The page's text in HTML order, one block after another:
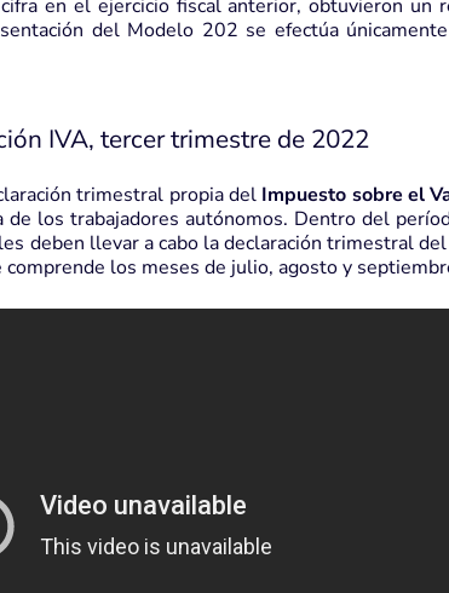
en el ejercicio fiscal anterior, obtuvieron un
del Modelo 202 se efectúa
IVA, tercer trimestre de 2022
trimestral propia del Impuesto sobre el
de los trabajadores autónomos. Dentro del
deben llevar a cabo la declaración trimestral
los meses de julio, agosto y